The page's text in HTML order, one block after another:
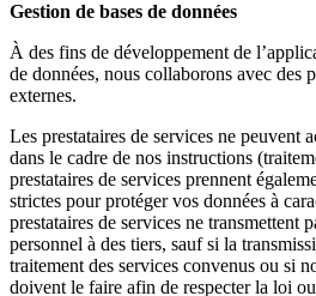
Gestion de bases de données
À des fins de développement de
de données, nous collaborons avec des
externes.
Les prestataires de services ne peuvent
dans le cadre de nos instructions
prestataires de services prennent
strictes pour protéger vos données à
prestataires de services ne transmettent
personnel à des tiers, sauf si la
traitement des services convenus ou si
doivent le faire afin de respecter la loi